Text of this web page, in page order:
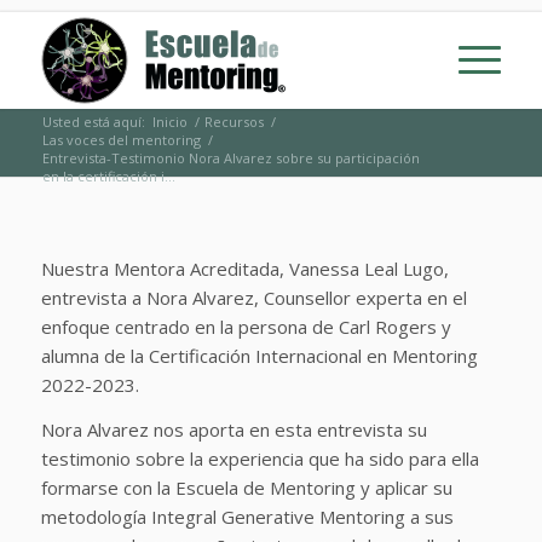
Usted está aquí: Inicio / Recursos /
Las voces del mentoring /
Entrevista-Testimonio Nora Alvarez sobre su participación
en la certificación i...
Nuestra Mentora Acreditada, Vanessa Leal Lugo,
entrevista a Nora Alvarez, Counsellor experta en el
enfoque centrado en la persona de Carl Rogers y
alumna de la Certificación Internacional en Mentoring
2022-2023.
Nora Alvarez nos aporta en esta entrevista su
testimonio sobre la experiencia que ha sido para ella
formarse con la Escuela de Mentoring y aplicar su
metodología Integral Generative Mentoring a sus